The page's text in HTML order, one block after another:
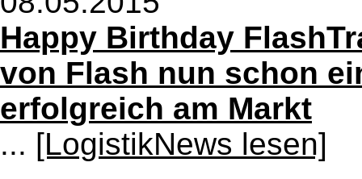
Happy Birthday
von Flash nun schon
erfolgreich am Markt
... [LogistikNews lesen]